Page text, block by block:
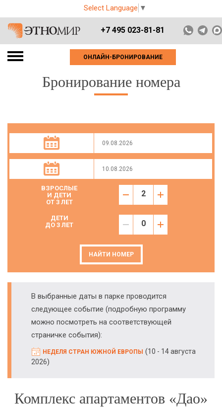
Select Language ▼
+7 495 023-81-81
ОНЛАЙН-БРОНИРОВАНИЕ
Бронирование номера
ВЗРОСЛЫЕ
И ДЕТИ
ОТ 3 ЛЕТ
ДЕТИ
ДО 3 ЛЕТ
НАЙТИ НОМЕР
В выбранные даты в парке проводится
следующее событие (подробную программу
можно посмотреть на соответствующей
страничке события):
НЕДЕЛЯ СТРАН ЮЖНОЙ ЕВРОПЫ (10 - 14 августа
2026)
Комплекс апартаментов «Дао»